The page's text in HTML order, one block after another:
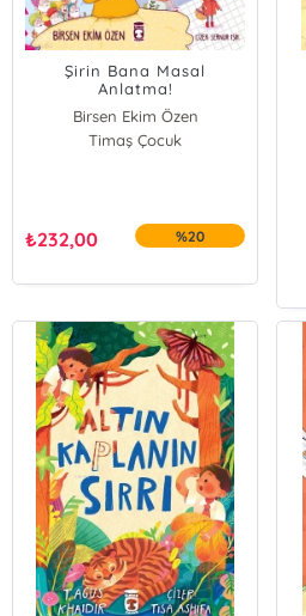
Şirin Bana Masal
Anlatma!
Birsen Ekim Özen
Sernur Işık
Timaş Çocuk
₺232,00 %20